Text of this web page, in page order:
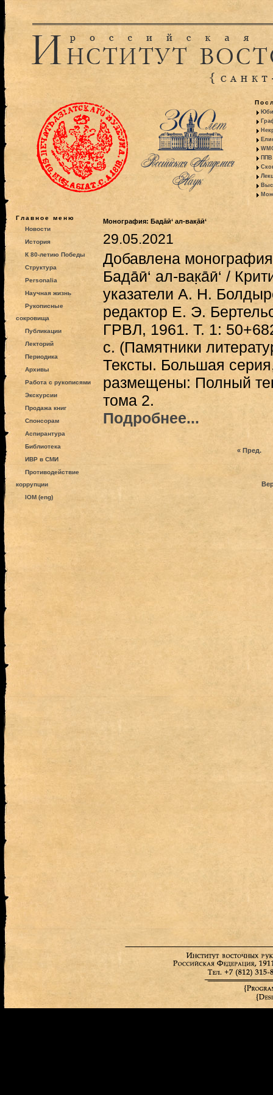
ППВ
Главное меню
Новости
История
К 80-летию Победы
Структура
Personalia
Научная жизнь
Рукописные
сокровища
Публикации
Лекторий
Периодика
Архивы
Работа с рукописями
Экскурсии
Продажа книг
Спонсорам
Аспирантура
Библиотека
ИВР в СМИ
Противодействие
коррупции
IOM (eng)
Монография: Бадāӣ‘ ал-вак̣āӣ‘
29.05.2021
Добавлена
Бадāӣ‘ ал-вак̣āӣ‘ /
указатели А. Н.
редактор Е. Э.
ГРВЛ, 1961. Т. 1:
с. (Памятники
Тексты. Большая
размещены: Полный
тома 2.
Подробнее...
« Пред.